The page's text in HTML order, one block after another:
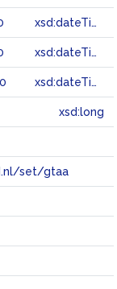
xsd:dateTime
xsd:dateTime
xsd:dateTime
xsd:long
set/gtaa